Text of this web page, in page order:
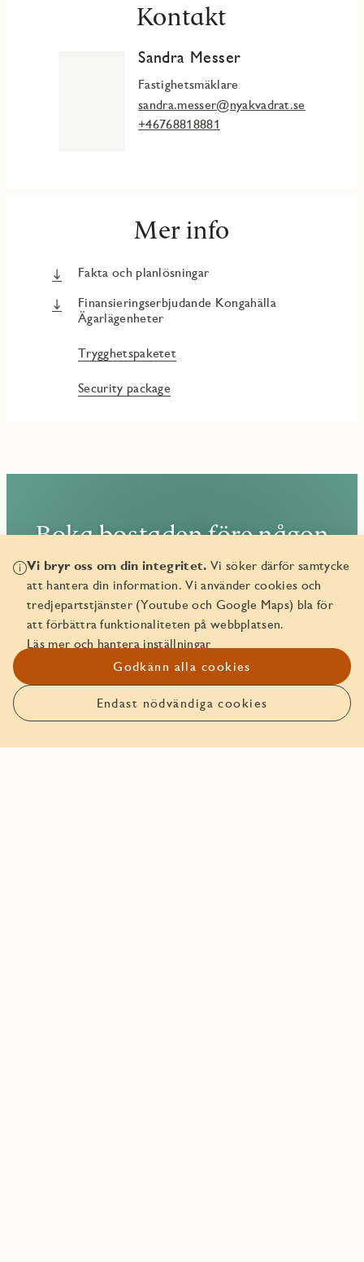
Anmäl intresse
Kontakt
Sandra Messer
Fastighetsmäklare
sandra.messer@nyakvadrat.se
+46768818881
Mer info
Fakta och planlösningar
Finansieringserbjudande Kongahälla
Ägarlägenheter
Trygghetspaketet
Security package
Boka bostaden före någon
annan!
Den här bostaden går att boka. Läs mer om hur det funkar
att boka bostad hos JM.
Boka bostaden
Vi bryr oss om din integritet. Vi söker därför samtycke
att hantera din information. Vi använder cookies och
tredjepartstjänster (Youtube och Google Maps) bla för
att förbättra funktionaliteten på webbplatsen.
Läs mer och hantera inställningar
Godkänn alla cookies
Endast nödvändiga cookies